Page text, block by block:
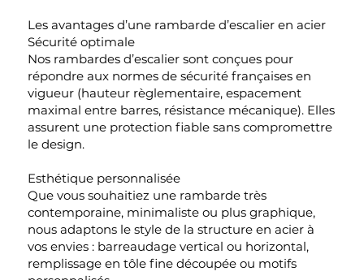
Les avantages d’une rambarde d’escalier en acier
Sécurité optimale
Nos rambardes d’escalier sont conçues pour
répondre aux normes de sécurité françaises en
vigueur (hauteur règlementaire, espacement
maximal entre barres, résistance mécanique). Elles
assurent une protection fiable sans compromettre
le design.
Esthétique personnalisée
Que vous souhaitiez une rambarde très
contemporaine, minimaliste ou plus graphique,
nous adaptons le style de la structure en acier à
vos envies : barreaudage vertical ou horizontal,
remplissage en tôle fine découpée ou motifs